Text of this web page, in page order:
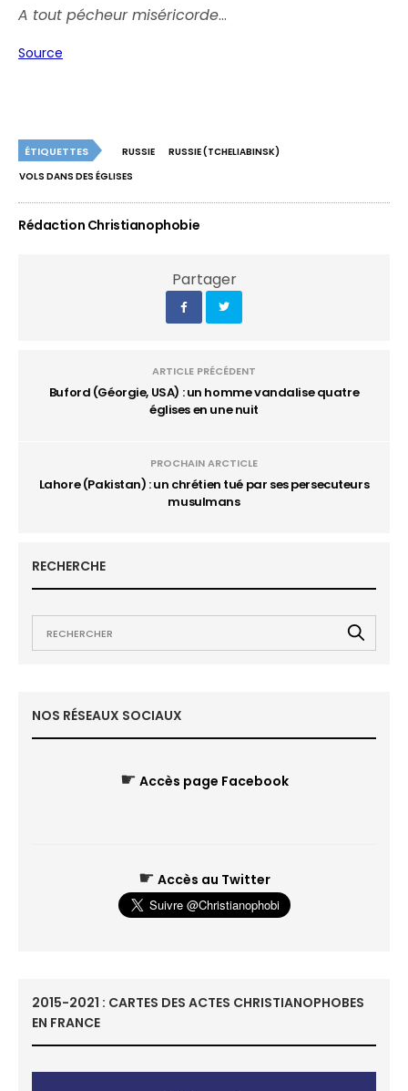
A tout pécheur miséricorde…
Source
ÉTIQUETTES RUSSIE
RUSSIE (TCHELIABINSK)
VOLS DANS DES ÉGLISES
Rédaction Christianophobie
Partager
ARTICLE PRÉCÉDENT
Buford (Géorgie, USA) : un homme vandalise quatre
églises en une nuit
PROCHAIN ARCTICLE
Lahore (Pakistan) : un chrétien tué par ses persecuteurs
musulmans
RECHERCHE
NOS RÉSEAUX SOCIAUX
☛ Accès page Facebook
☛ Accès au Twitter
2015-2021 : CARTES DES ACTES CHRISTIANOPHOBES
EN FRANCE